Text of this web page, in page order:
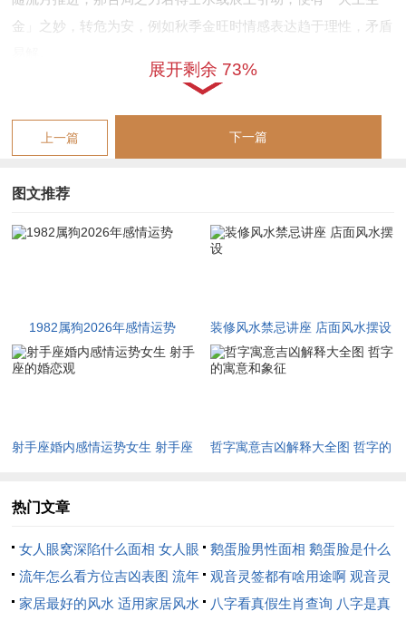
金」之妙，转危为安，例如秋季金旺时情感表达趋于理性，矛盾
神煞为你中丙午年「天喜」桃花星入命。却与「孤辰」煞同宫，
变成「喜中带孤」之局，这预示浪漫机遇往往伴随孤独感，或遇
情感热闹却难详细，据星宿运行，天喜催旺社交缘分，但孤辰暗
而已有伴侣者需防外界干扰，充其量，此象要求命主更重精神共
怎样从命理学角度优化与化解感情中的不利因素？
调整之法，重在五行调候与时空布局，可借吉祥物为助缘。
针对火土燥烈，取金水为用神，以润局平衡，在行为上多接触西
活，那增加冷静沟通与柔情表达，便似「金生水」之循环，缓与
吉祥物助力：催化良缘
展开剩余 73%
上一篇 下一篇
图文推荐
1982属狗2026年感情运势 装修风水禁忌讲座 店面风水摆设
射手座婚内感情运势女生 射手座
哲字寓意吉凶解释大全图 哲字的
热门文章
女人眼窝深陷什么面相 女人眼
窝深陷是短命相吗
鹅蛋脸男性面相 鹅蛋脸是什么
脸型男性
流年怎么看方位吉凶表图 流年
位置怎么看
观音灵签都有啥用途啊 观音灵
签全部签签词
家居最好的风水 适用家居风水
八字看真假生肖查询 八字是真